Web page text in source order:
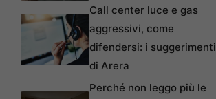
Call center luce e gas
aggressivi, come
difendersi: i suggerimenti
di Arera
Perché non leggo più le